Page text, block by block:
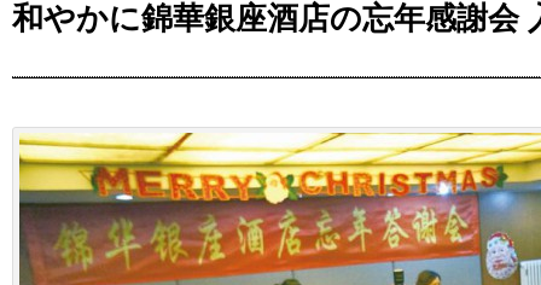
和やかに錦華銀座酒店の忘年感謝会